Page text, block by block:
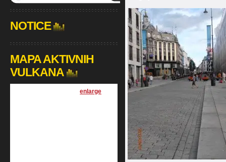
NOTICE
MAPA AKTIVNIH
VULKANA
[enlarge